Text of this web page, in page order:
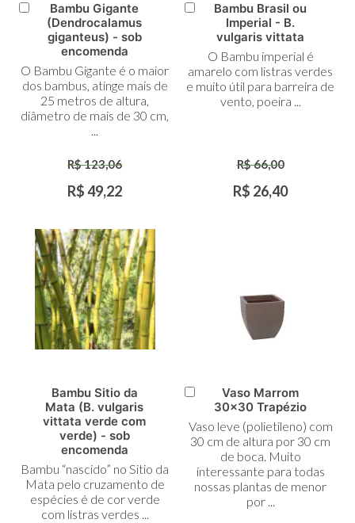
Adicionar
Carrinho
Bambu Gigante
(Dendrocalamus
giganteus) - sob
encomenda
O Bambu Gigante é o maior
dos bambus, atinge mais de
25 metros de altura,
diâmetro de mais de 30 cm,
...
R$ 123,06
R$ 49,22
Adicionar
Bambu Brasil ou
Imperial - B.
vulgaris vittata
O Bambu imperial é
amarelo com listras verdes
e muito útil para barreira de
vento, poeira ...
R$ 66,00
R$ 26,40
Bambu Sitio da
Mata (B. vulgaris
vittata verde com
verde) - sob
encomenda
Bambu “nascido” no Sitio da
Mata pelo cruzamento de
espécies é de cor verde
com listras verdes ...
Adicionar
Carrinho
Vaso Marrom
30x30 Trapézio
Vaso leve (polietileno) com
30 cm de altura por 30 cm
de boca. Muito
interessante para todas
nossas plantas de menor
por ...